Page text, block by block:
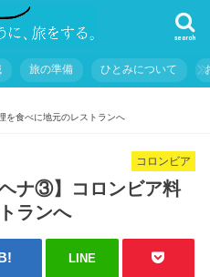
search
旅の準備 ひとみについて
を食べに地元のレストランへ
コロンビア
ヘナ③】コロンビア料
ランへ
LINE